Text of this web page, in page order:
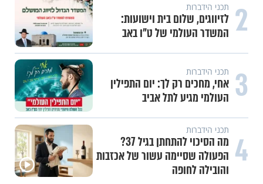
2 תכני ערוץ הידברות
חלום אדיר: מקבץ סגולות
3 עשייה והעצמה נשית
משיבת נפש: הגבול הדק שבין חוסר
טקט לפגיעה בזולת
4 תכני ערוץ הידברות
חלום אדיר: חלמתי על בית המקדש